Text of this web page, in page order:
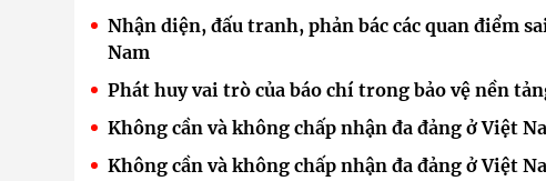
Nhận diện, đấu tranh, phản bác các quan điểm
Nam
Phát huy vai trò của báo chí trong bảo vệ nền
Không cần và không chấp nhận đa đảng ở Việt
Không cần và không chấp nhận đa đảng ở Việt